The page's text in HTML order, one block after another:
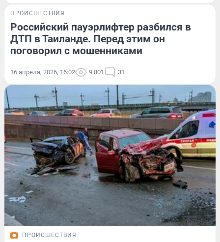
ПРОИСШЕСТВИЯ
Российский пауэрлифтер разбился в
ДТП в Таиланде. Перед этим он
поговорил с мошенниками
16 апреля, 2026, 16:02 9 801 31
ПРОИСШЕСТВИЯ